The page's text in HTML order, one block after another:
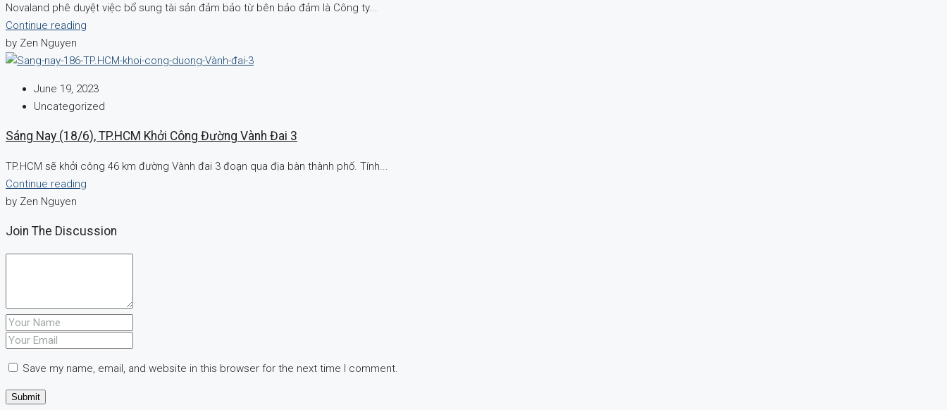
Novaland phê duyệt việc bổ sung tài sản đảm bảo từ bên bảo đảm là Công ty...
Continue reading
by Zen Nguyen
June 19, 2023
Uncategorized
Sáng Nay (18/6), TP.HCM Khởi Công Đường Vành Đai 3
TP.HCM sẽ khởi công 46 km đường Vành đai 3 đoạn qua địa bàn thành phố. Tính...
Continue reading
by Zen Nguyen
Join The Discussion
Save my name, email, and website in this browser for the next time I comment.